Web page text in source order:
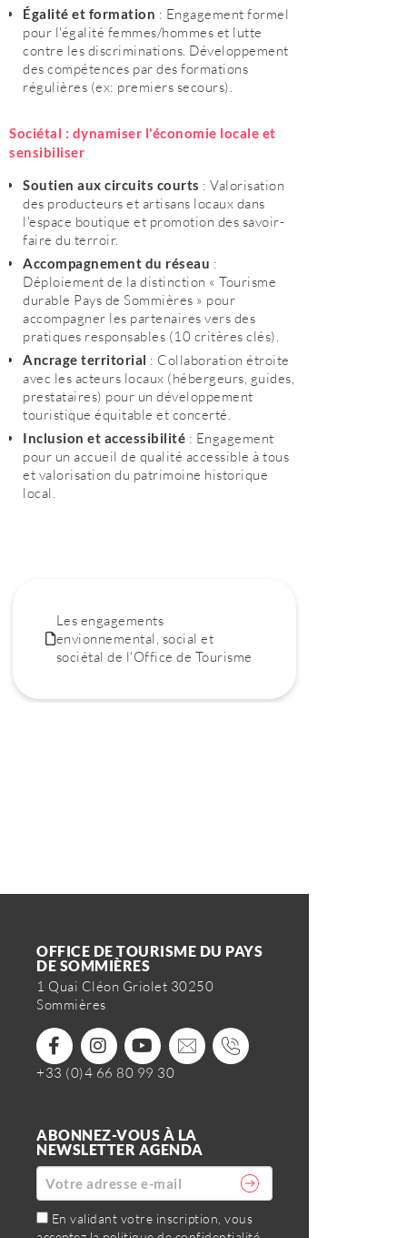
Égalité et formation : Engagement formel
pour l'égalité femmes/hommes et lutte
contre les discriminations. Développement
des compétences par des formations
régulières (ex: premiers secours).
Sociétal : dynamiser l'économie locale et
sensibiliser
Soutien aux circuits courts : Valorisation
des producteurs et artisans locaux dans
l'espace boutique et promotion des savoir-
faire du terroir.
Accompagnement du réseau :
Déploiement de la distinction « Tourisme
durable Pays de Sommières » pour
accompagner les partenaires vers des
pratiques responsables (10 critères clés).
Ancrage territorial : Collaboration étroite
avec les acteurs locaux (hébergeurs, guides,
prestataires) pour un développement
touristique équitable et concerté.
Inclusion et accessibilité : Engagement
pour un accueil de qualité accessible à tous
et valorisation du patrimoine historique
local.
Les engagements
envionnemental, social et
sociétal de l'Office de Tourisme
OFFICE DE TOURISME DU PAYS
DE SOMMIÈRES
1 Quai Cléon Griolet 30250
Sommières
+33 (0)4 66 80 99 30
ABONNEZ-VOUS À LA
NEWSLETTER AGENDA
En validant votre inscription, vous